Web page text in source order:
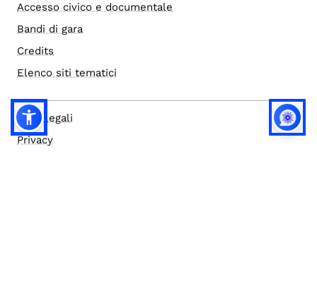
Accesso civico e documentale
Bandi di gara
Credits
Elenco siti tematici
Note legali
Privacy